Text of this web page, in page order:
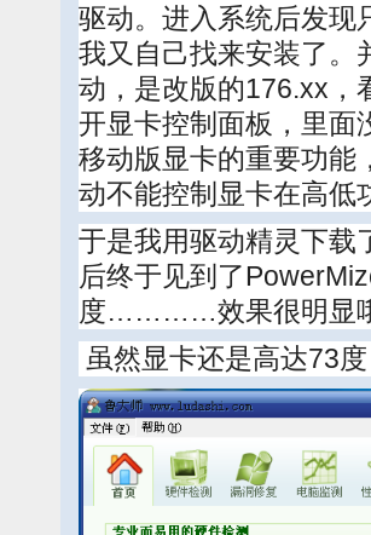
驱动。进入系统后发现
我又自己找来安装了。
动，是改版的176.xx，
开显卡控制面板，里面
移动版显卡的重要功能
动不能控制显卡在高低
于是我用驱动精灵下载
后终于见到了
度…………效果很明显
虽然显卡还是高达73